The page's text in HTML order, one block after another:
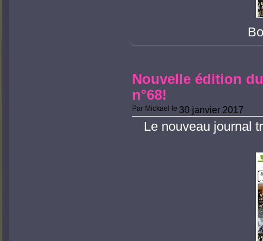
Nouvelle édition
n°68!
Par Mickael le 30 janvier 2017
Le nouveau journal